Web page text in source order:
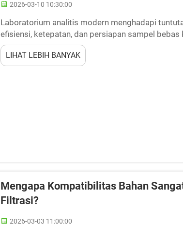
2026-03-10 10:30:00
Laboratorium analitis modern menghadapi
efisiensi, ketepatan, dan persiapan sampel
konvensional, termasuk penggunaan unit filter
kemacetan dalam proses berkecepatan tinggi...
LIHAT LEBIH BANYAK
Mengapa Kompatibilitas Bahan
Filtrasi?
2026-03-03 11:00:00